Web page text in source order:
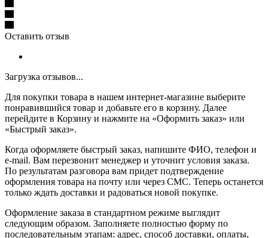
Оставить отзыв
Загрузка отзывов...
Для покупки товара в нашем интернет-магазине выберите
понравившийся товар и добавьте его в корзину. Далее
перейдите в Корзину и нажмите на «Оформить заказ» или
«Быстрый заказ».
Когда оформляете быстрый заказ, напишите ФИО, телефон и
e-mail. Вам перезвонит менеджер и уточнит условия заказа.
По результатам разговора вам придет подтверждение
оформления товара на почту или через СМС. Теперь останется
только ждать доставки и радоваться новой покупке.
Оформление заказа в стандартном режиме выглядит
следующим образом. Заполняете полностью форму по
последовательным этапам: адрес, способ доставки, оплаты,